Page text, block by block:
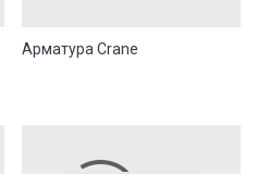
Арматура Crane